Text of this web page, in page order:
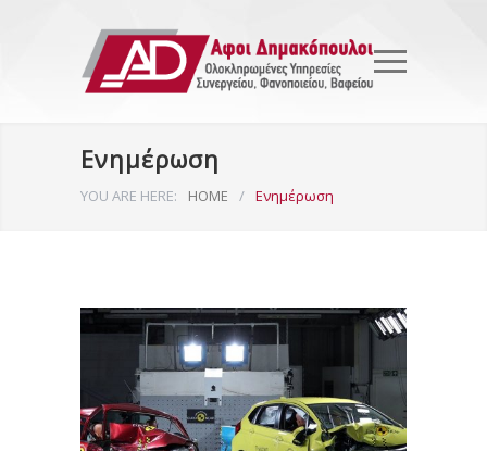
Ενημέρωση
YOU ARE HERE: HOME / Ενημέρωση